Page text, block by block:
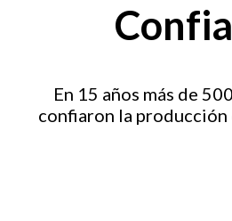
En 15 años más de
confiaron la producción